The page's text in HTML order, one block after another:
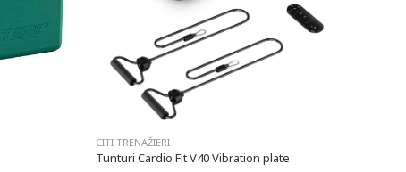
CITI TRENAŽIERI
Tunturi Cardio Fit V40 Vibration plate